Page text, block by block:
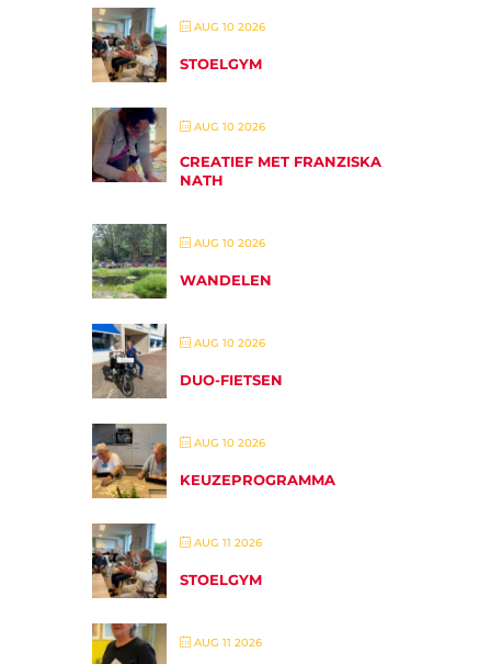
AUG 10 2026
STOELGYM
AUG 10 2026
CREATIEF MET FRANZISKA
NATH
AUG 10 2026
WANDELEN
AUG 10 2026
DUO-FIETSEN
AUG 10 2026
KEUZEPROGRAMMA
AUG 11 2026
STOELGYM
AUG 11 2026